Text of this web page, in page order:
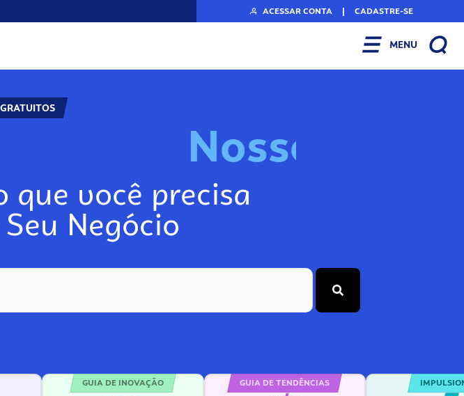
ACESSAR CONTA | CADASTRE-SE
MENU
Nosso
que você precisa
Negócio
GUIA DE INOVAÇÃO GUIA DE TENDÊNCIAS